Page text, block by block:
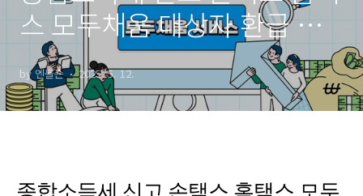
스 모두채움 대상자 환급 신
고하기
by 엔돌슨 2025. 5. 12.
종합소득세 신고 손택스 홈택스 모두